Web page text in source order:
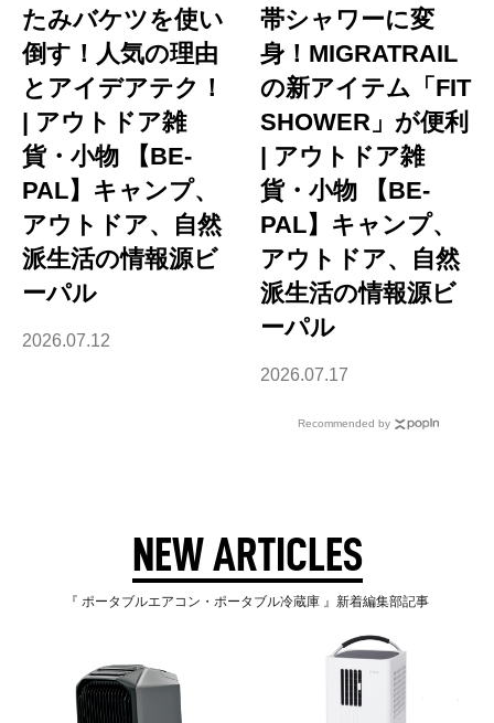
たみバケツを使い
倒す！人気の理由
とアイデアテク！
| アウトドア雑
貨・小物 【BE-
PAL】キャンプ、
アウトドア、自然
派生活の情報源ビ
ーパル
2026.07.12
帯シャワーに変
身！MIGRATRAIL
の新アイテム「FIT
SHOWER」が便利
| アウトドア雑
貨・小物 【BE-
PAL】キャンプ、
アウトドア、自然
派生活の情報源ビ
ーパル
2026.07.17
Recommended by
NEW ARTICLES
『 ポータブルエアコン・ポータブル冷蔵庫 』新着編集部記事